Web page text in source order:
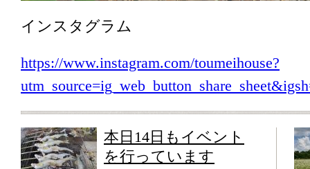
インスタグラム
https://www.instagram.com/toumeihouse?
本日14日もイベント
を行っています